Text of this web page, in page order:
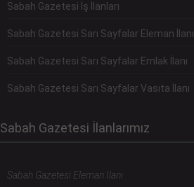
Sabah Gazetesi İş İlanları
Sabah Gazetesi Sarı Sayfalar Eleman İlanı
Sabah Gazetesi Sarı Sayfalar Emlak İlanı
Sabah Gazetesi Sarı Sayfalar Vasıta İlanı
Sabah Gazetesi İlanlarımız
Sabah Gazetesi Eleman İlanı